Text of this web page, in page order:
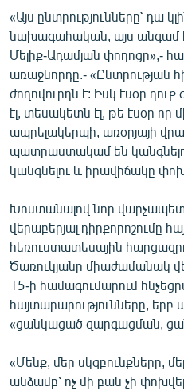
«Այս ընտրությունները՝ դա
նախագահական, այս անգամ
Մելիք-Ադամյան փողոցը»,-
առաջնորդը.- «Ընտրության
ժողովուրդն է: Իսկ էսօր
էլ, տեսակետն էլ, թե էսօր
ապրելակերպի, առօրյայի
պատրաստակամ են
կանգնելու և իրավիճակը
Խոստանալով նոր
վերաբերյալ դիրքորոշումը
հեռուստատեսային
Ծառուկյանը միաժամանակ
15-ի համագումարում
հայտարարությունները,
«ցանկացած զարգացման,
«Մենք, մեր սկզբունքները,
անձամբ՝ ոչ մի բան չի